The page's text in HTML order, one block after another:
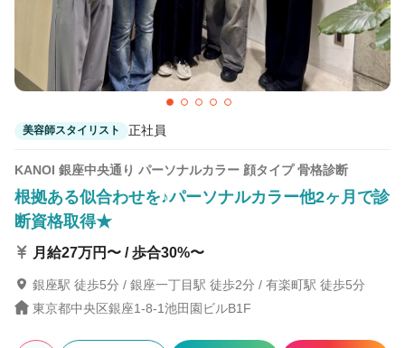
雇用形態
業務委託・フリーランス
詳細条件
ブランクOK
この条件の求人数1374
美容師スタイリスト 正社員
KANOI 銀座中央通り パーソナルカラー 顔タイプ 骨格診断
根拠ある似合わせを♪パーソナルカラー他2ヶ月で診
断資格取得★
月給27万円〜 / 歩合30%〜
銀座駅 徒歩5分 / 銀座一丁目駅 徒歩2分 / 有楽町駅 徒歩5分
東京都中央区銀座1-8-1池田園ビルB1F